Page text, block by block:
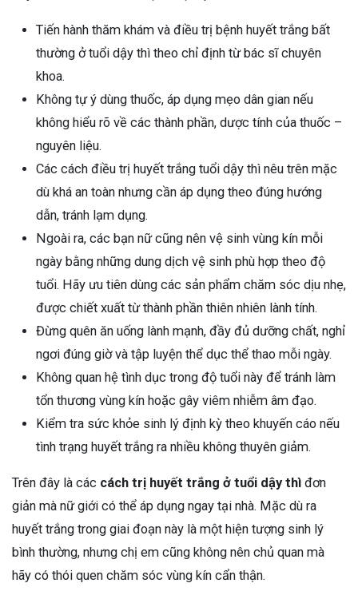
Tiến hành thăm khám và điều trị bệnh huyết trắng bất
thường ở tuổi dậy thì theo chỉ định từ bác sĩ chuyên
khoa.
Không tự ý dùng thuốc, áp dụng mẹo dân gian nếu
không hiểu rõ về các thành phần, dược tính của thuốc –
nguyên liệu.
Các cách điều trị huyết trắng tuổi dậy thì nêu trên mặc
dù khá an toàn nhưng cần áp dụng theo đúng hướng
dẫn, tránh lạm dụng.
Ngoài ra, các bạn nữ cũng nên vệ sinh vùng kín mỗi
ngày bằng những dung dịch vệ sinh phù hợp theo độ
tuổi. Hãy ưu tiên dùng các sản phẩm chăm sóc dịu nhẹ,
được chiết xuất từ thành phần thiên nhiên lành tính.
Đừng quên ăn uống lành mạnh, đầy đủ dưỡng chất, nghỉ
ngơi đúng giờ và tập luyện thể dục thể thao mỗi ngày.
Không quan hệ tình dục trong độ tuổi này để tránh làm
tổn thương vùng kín hoặc gây viêm nhiễm âm đạo.
Kiểm tra sức khỏe sinh lý định kỳ theo khuyến cáo nếu
tình trạng huyết trắng ra nhiều không thuyên giảm.
Trên đây là các cách trị huyết trắng ở tuổi dậy thì đơn
giản mà nữ giới có thể áp dụng ngay tại nhà. Mặc dù ra
huyết trắng trong giai đoạn này là một hiện tượng sinh lý
bình thường, nhưng chị em cũng không nên chủ quan mà
hãy có thói quen chăm sóc vùng kín cẩn thận.